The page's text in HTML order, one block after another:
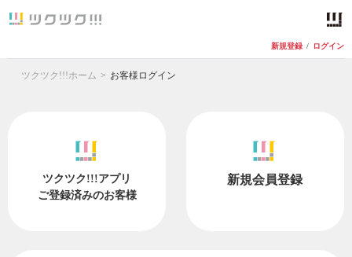
新規登録 / ログイン
ツクツク!!!ホーム お客様ログイン
ツクツク!!!アプリ
ご登録済みのお客様
新規会員登録